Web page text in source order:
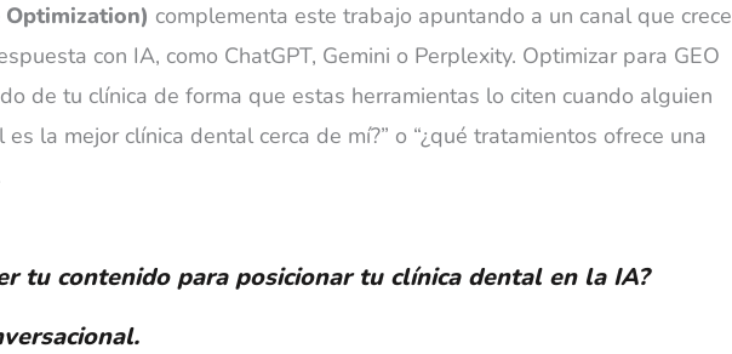
Optimization) complementa este trabajo apuntando a un canal que crece
con IA, como ChatGPT, Gemini o Perplexity. Optimizar para GEO
de tu clínica de forma que estas herramientas lo citen cuando alguien
la mejor clínica dental cerca de mí?” o “¿qué tratamientos ofrece una
tu contenido para posicionar tu clínica dental en la IA?